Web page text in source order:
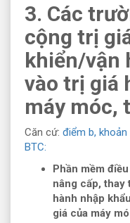
3. Các
cộng trị
khiển/vận
vào trị giá
máy móc,
Căn cứ: điểm b,
BTC:
Phần mềm
nâng cấp, thay
hành nhập
giá của máy